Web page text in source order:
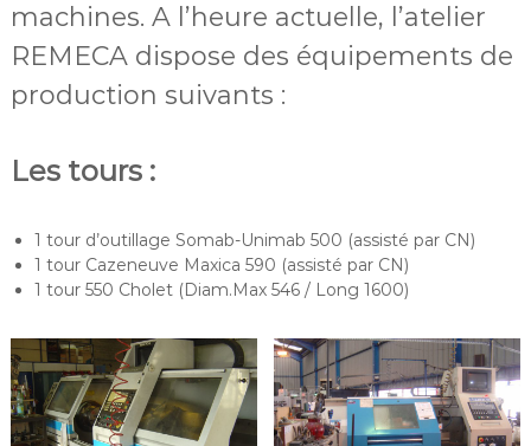
machines. A l’heure actuelle, l’atelier
REMECA dispose des équipements de
production suivants :
Les tours :
1 tour d’outillage Somab-Unimab 500 (assisté par CN)
1 tour Cazeneuve Maxica 590 (assisté par CN)
1 tour 550 Cholet (Diam.Max 546 / Long 1600)